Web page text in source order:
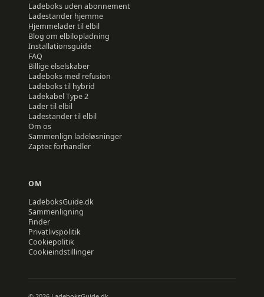
Ladeboks uden abonnement
Ladestander hjemme
Hjemmelader til elbil
Blog om elbilopladning
Installationsguide
FAQ
Billige elselskaber
Ladeboks med refusion
Ladeboks til hybrid
Ladekabel Type 2
Lader til elbil
Ladestander til elbil
Om os
Sammenlign ladeløsninger
Zaptec forhandler
OM
LadeboksGuide.dk
Sammenligning
Finder
Privatlivspolitik
Cookiepolitik
Cookieindstillinger